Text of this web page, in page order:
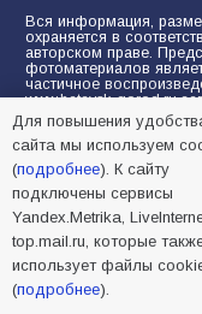
Вся информация,
охраняется в
авторском праве.
фотоматериалов
частичное
www.bataysk-gorod.ru
соблюдать морально-
комментариев,
форуме.
Политика
Согласие на
сервисов
© 2005-2026 БИА
Для повышения
сайта мы используем
(подробнее). К сайту
подключены сервисы
Yandex.Metrika,
top.mail.ru, которые
использует файлы
(подробнее).